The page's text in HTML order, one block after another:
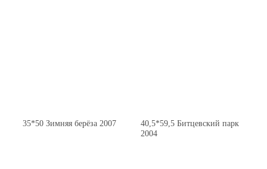
35*50 Зимняя берёза 2007
40,5*59,5 Битцевский парк
2004